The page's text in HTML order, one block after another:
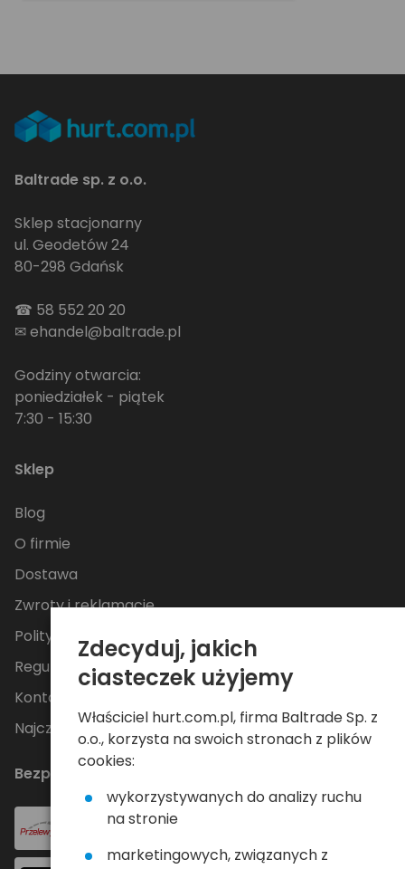
Baltrade sp. z o.o.
Sklep stacjonarny
ul. Geodetów 24
80-298 Gdańsk
☎ 58 552 20 20
✉ehandel@baltrade.pl
Godziny otwarcia:
poniedziałek - piątek
7:30 - 15:30
Sklep
Blog
O firmie
Dostawa
Zwroty i reklamacje
Polityka Prywatności
Regulamin
Kontakt
Najczęściej zadawane pytania
Bezpieczne płatności
Zdecyduj, jakich
ciasteczek użyjemy
Właściciel hurt.com.pl, firma Baltrade Sp. z
o.o., korzysta na swoich stronach z plików
cookies:
wykorzystywanych do analizy ruchu
na stronie
marketingowych, związanych z